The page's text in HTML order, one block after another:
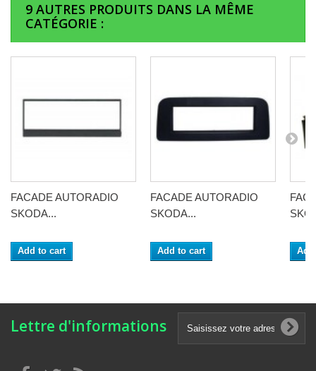
9 AUTRES PRODUITS DANS LA MÊME
CATÉGORIE :
FACADE AUTORADIO
SKODA...
Add to cart
FACADE AUTORADIO
SKODA...
Add to cart
Lettre d'informations